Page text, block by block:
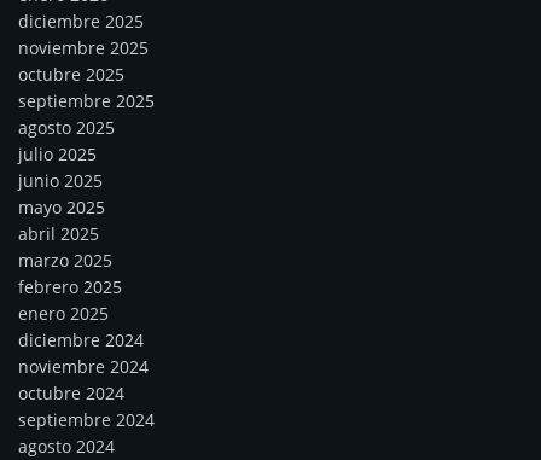
diciembre 2025
noviembre 2025
octubre 2025
septiembre 2025
agosto 2025
julio 2025
junio 2025
mayo 2025
abril 2025
marzo 2025
febrero 2025
enero 2025
diciembre 2024
noviembre 2024
octubre 2024
septiembre 2024
agosto 2024